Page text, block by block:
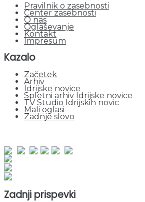
Pravilnik o zasebnosti
Center zasebnosti
O nas
Oglaševanje
Kontakt
Impresum
Kazalo
Začetek
Arhiv
Idrijske novice
Spletni arhiv Idrijske novice
TV Studio Idrijskih novic
Mali oglasi
Zadnje slovo
Zadnji prispevki